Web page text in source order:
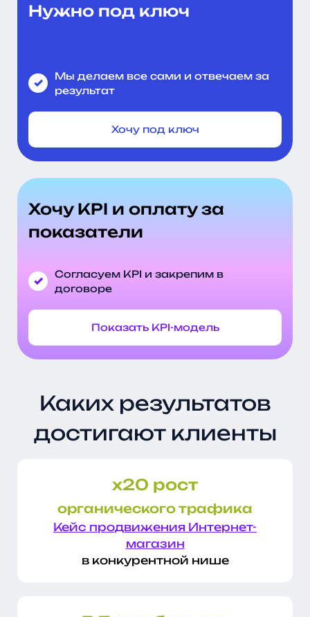
Нужно под ключ
Мы делаем все сами и отвечаем за
результат
Хочу под ключ
Хочу KPI и оплату за
показатели
Согласуем KPI и закрепим в
договоре
Показать KPI-модель
Каких результатов
достигают клиенты
х20 рост
органического трафика
Кейс продвижения Интернет-
магазин
в конкурентной нише